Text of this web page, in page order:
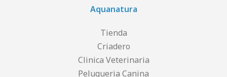
Aquanatura
Tienda
Criadero
Clinica Veterinaria
Peluqueria Canina